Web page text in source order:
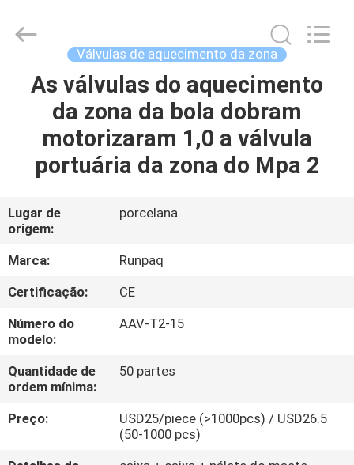
CASA
PRODUTOS
SOBRE
NÓS
EXCURSÃO
DA
FÁBRICA
CONTROLE
DA
QUALIDADE
Technology
Reserved.
Válvulas de aquecimento da zona
As válvulas do aquecimento
da zona da bola dobram
motorizaram 1,0 a válvula
portuária da zona do Mpa 2
Lugar de
origem:
porcelana
Marca:
Runpaq
Certificação:
CE
Número do
modelo:
AAV-T2-15
Quantidade de
ordem mínima:
50 partes
Preço:
USD25/piece (>1000pcs) / USD26.5
(50-1000 pcs)